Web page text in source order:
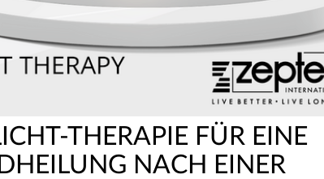
THERAPIE FÜR EINE
NACH EINER